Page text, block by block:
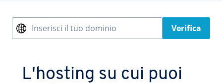
Inserisci il tuo dominio Verifica
L'hosting su cui puoi